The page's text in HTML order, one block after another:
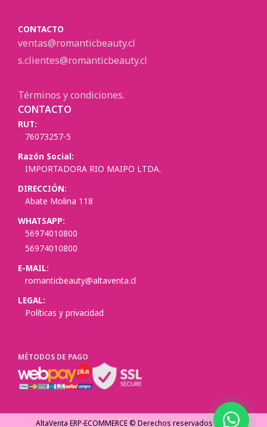
CONTACTO
ventas@romanticbeauty.cl
s.clientes@romanticbeauty.cl
Términos y condiciones.
CONTACTO
RUT:
76073257-5
Razón Social:
IMPORTADORA RIO MAIPO LTDA.
DIRECCIÓN:
Abate Molina 118
WHATSAPP:
56974010800
56974010800
E-MAIL:
romanticbeauty@altaventa.cl
LEGAL:
Políticas y privacidad
MÉTODOS DE PAGO
AltaVenta ERP-ECOMMERCE © Derechos reservados 2026